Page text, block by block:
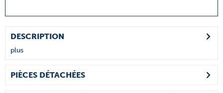
DESCRIPTION
plus
PIÈCES DÉTACHÉES